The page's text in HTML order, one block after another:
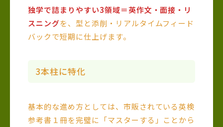
独学で詰まりやすい3領域＝英作文・面接・リ
スニングを、型と添削・リアルタイムフィード
バックで短期に仕上げます。
3本柱に特化
基本的な進め方としては、市販されている英検
参考書１冊を完璧に「マスターする」ことから